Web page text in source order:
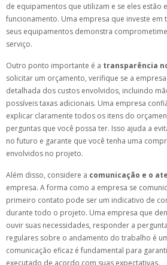
de equipamentos que utilizam e se eles estão
funcionamento. Uma empresa que investe em
seus equipamentos demonstra
serviço.
Outro ponto importante é a transparência
solicitar um orçamento, verifique se a
detalhada dos custos envolvidos, incluindo
possíveis taxas adicionais. Uma empresa
explicar claramente todos os itens do
perguntas que você possa ter. Isso ajuda a
no futuro e garante que você tenha uma
envolvidos no projeto.
Além disso, considere a comunicação e o
empresa. A forma como a empresa se
primeiro contato pode ser um indicativo de
durante todo o projeto. Uma empresa que
ouvir suas necessidades, responder a
regulares sobre o andamento do trabalho é
comunicação eficaz é fundamental para